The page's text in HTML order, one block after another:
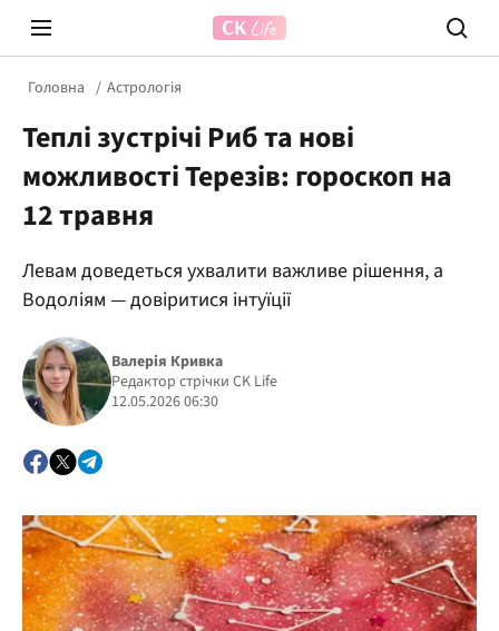
Prosecco Time
Головна Астрологія
Теплі зустрічі Риб та нові
можливості Терезів: гороскоп на
12 травня
Левам доведеться ухвалити важливе рішення, а
Водоліям — довіритися інтуїції
Валерія Кривка
Редактор стрічки CK Life
12.05.2026 06:30